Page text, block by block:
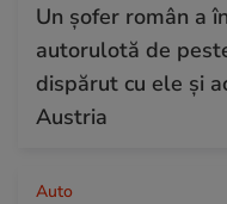
Un șofer român a
autorulotă de
dispărut cu ele și
Austria
Auto